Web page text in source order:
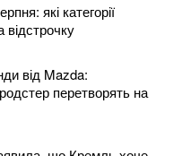
які категорії
відстрочку
від Mazda:
перетворять на